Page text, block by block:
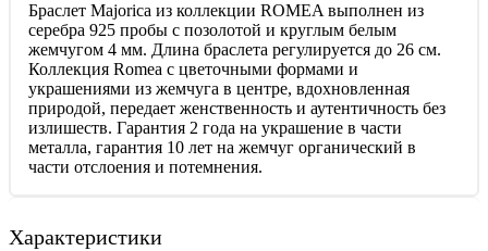
Браслет Majorica из коллекции ROMEA выполнен из
серебра 925 пробы с позолотой и круглым белым
жемчугом 4 мм. Длина браслета регулируется до 26 см.
Коллекция Romea с цветочными формами и
украшениями из жемчуга в центре, вдохновленная
природой, передает женственность и аутентичность без
излишеств. Гарантия 2 года на украшение в части
металла, гарантия 10 лет на жемчуг органический в
части отслоения и потемнения.
Характеристики